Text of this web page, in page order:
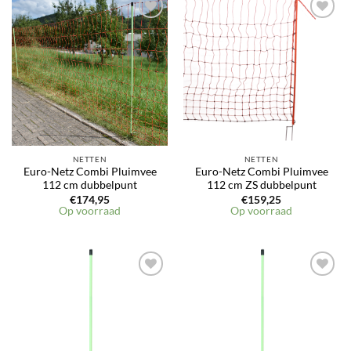
NETTEN
Euro-Netz Combi Pluimvee
112 cm dubbelpunt
€174,95
Op voorraad
NETTEN
Euro-Netz Combi Pluimvee
112 cm ZS dubbelpunt
€159,25
Op voorraad